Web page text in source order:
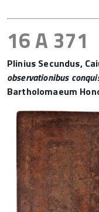
16 A 371
Plinius Secundus,
observationibus
Bartholomaeum